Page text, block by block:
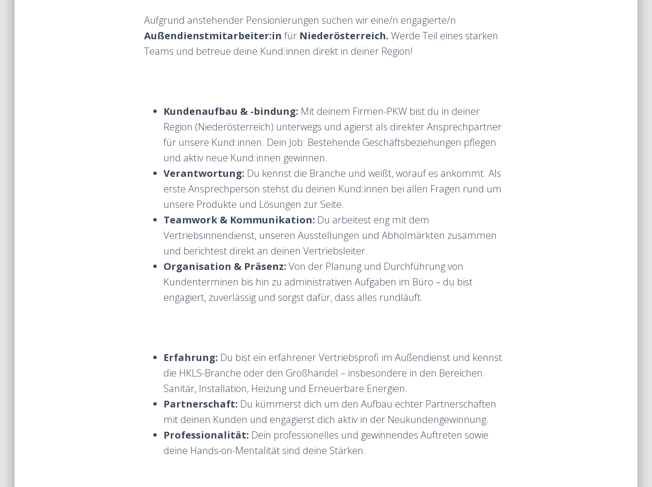
Aufgrund anstehender Pensionierungen suchen wir eine/n engagierte/n
Außendienstmitarbeiter:in für Niederösterreich. Werde Teil eines starken
Teams und betreue deine Kund:innen direkt in deiner Region!
Kundenaufbau & -bindung: Mit deinem Firmen-PKW bist du in deiner
Region (Niederösterreich) unterwegs und agierst als direkter Ansprechpartner
für unsere Kund:innen. Dein Job: Bestehende Geschäftsbeziehungen pflegen
und aktiv neue Kund:innen gewinnen.
Verantwortung: Du kennst die Branche und weißt, worauf es ankommt. Als
erste Ansprechperson stehst du deinen Kund:innen bei allen Fragen rund um
unsere Produkte und Lösungen zur Seite.
Teamwork & Kommunikation: Du arbeitest eng mit dem
Vertriebsinnendienst, unseren Ausstellungen und Abholmärkten zusammen
und berichtest direkt an deinen Vertriebsleiter.
Organisation & Präsenz: Von der Planung und Durchführung von
Kundenterminen bis hin zu administrativen Aufgaben im Büro – du bist
engagiert, zuverlässig und sorgst dafür, dass alles rundläuft.
Erfahrung: Du bist ein erfahrener Vertriebsprofi im Außendienst und kennst
die HKLS-Branche oder den Großhandel – insbesondere in den Bereichen
Sanitär, Installation, Heizung und Erneuerbare Energien.
Partnerschaft: Du kümmerst dich um den Aufbau echter Partnerschaften
mit deinen Kunden und engagierst dich aktiv in der Neukundengewinnung.
Professionalität: Dein professionelles und gewinnendes Auftreten sowie
deine Hands-on-Mentalität sind deine Stärken.